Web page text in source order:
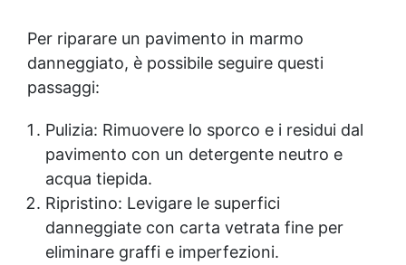
Per riparare un pavimento in marmo
danneggiato, è possibile seguire questi
passaggi:
Pulizia: Rimuovere lo sporco e i residui dal
pavimento con un detergente neutro e
acqua tiepida.
Ripristino: Levigare le superfici
danneggiate con carta vetrata fine per
eliminare graffi e imperfezioni.